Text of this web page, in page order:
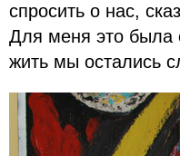
спросить о нас,
Для меня это была
жить мы остались